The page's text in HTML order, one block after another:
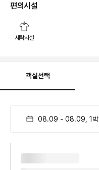
편의시설
세탁시설
객실선택
08.09 - 08.09 1 박